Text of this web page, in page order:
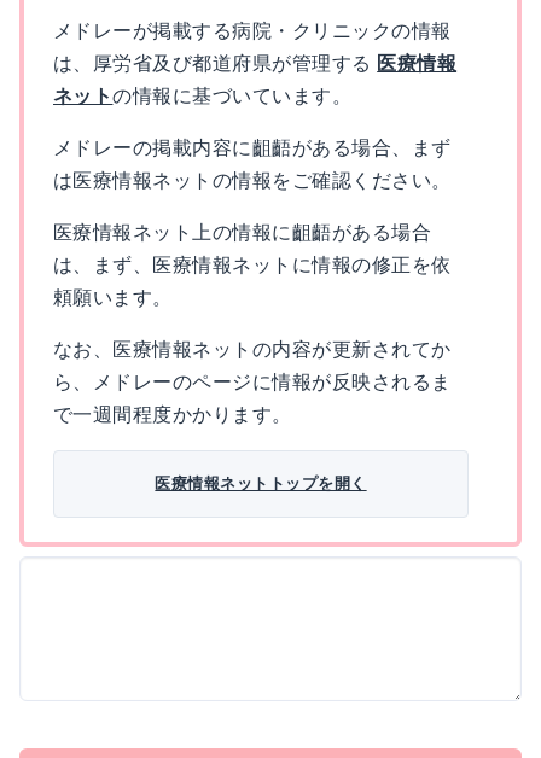
メドレーが掲載する病院・クリニックの情報
は、厚労省及び都道府県が管理する 医療情報
ネットの情報に基づいています。
メドレーの掲載内容に齟齬がある場合、まず
は医療情報ネットの情報をご確認ください。
医療情報ネット上の情報に齟齬がある場合
は、まず、医療情報ネットに情報の修正を依
頼願います。
なお、医療情報ネットの内容が更新されてか
ら、メドレーのページに情報が反映されるま
で一週間程度かかります。
医療情報ネットトップを開く